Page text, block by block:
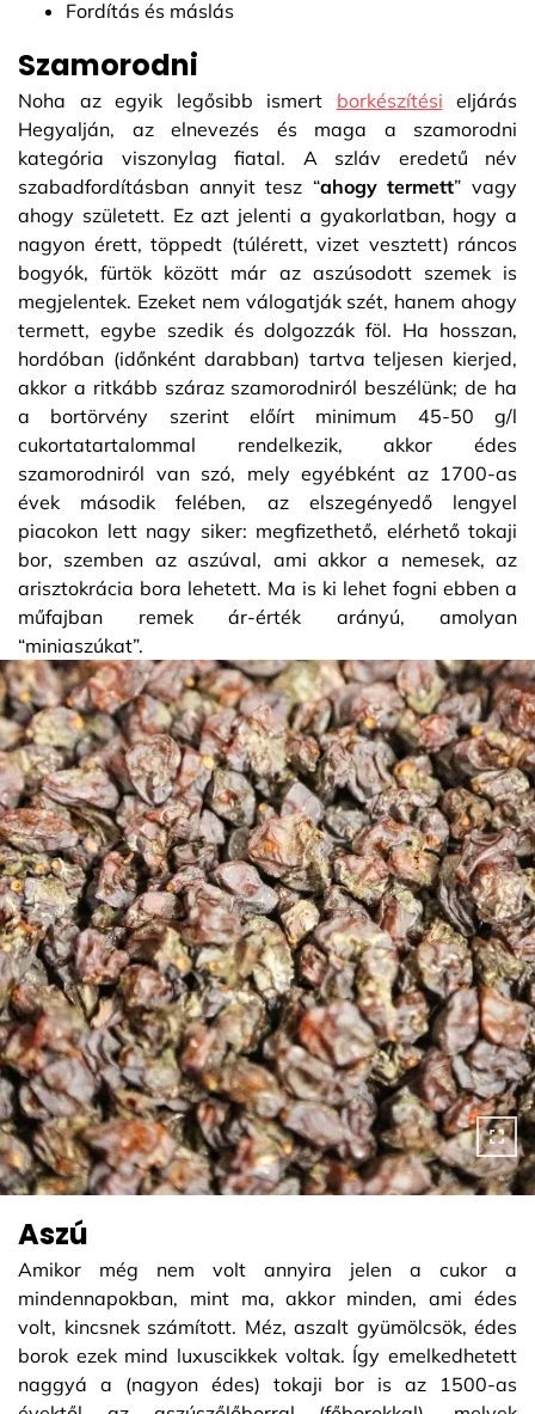
Fordítás és máslás
Szamorodni
Noha az egyik legősibb ismert borkészítési eljárás
Hegyalján, az elnevezés és maga a szamorodni
kategória viszonylag fiatal. A szláv eredetű név
szabadfordításban annyit tesz “ahogy termett” vagy
ahogy született. Ez azt jelenti a gyakorlatban, hogy a
nagyon érett, töppedt (túlérett, vizet vesztett) ráncos
bogyók, fürtök között már az aszúsodott szemek is
megjelentek. Ezeket nem válogatják szét, hanem ahogy
termett, egybe szedik és dolgozzák föl. Ha hosszan,
hordóban (időnként darabban) tartva teljesen kierjed,
akkor a ritkább száraz szamorodniról beszélünk; de ha
a bortörvény szerint előírt minimum 45-50 g/l
cukortatartalommal rendelkezik, akkor édes
szamorodniról van szó, mely egyébként az 1700-as
évek második felében, az elszegényedő lengyel
piacokon lett nagy siker: megfizethető, elérhető tokaji
bor, szemben az aszúval, ami akkor a nemesek, az
arisztokrácia bora lehetett. Ma is ki lehet fogni ebben a
műfajban remek ár-érték arányú, amolyan
“miniaszúkat”.
Aszú
Amikor még nem volt annyira jelen a cukor a
mindennapokban, mint ma, akkor minden, ami édes
volt, kincsnek számított. Méz, aszalt gyümölcsök, édes
borok ezek mind luxuscikkek voltak. Így emelkedhetett
naggyá a (nagyon édes) tokaji bor is az 1500-as